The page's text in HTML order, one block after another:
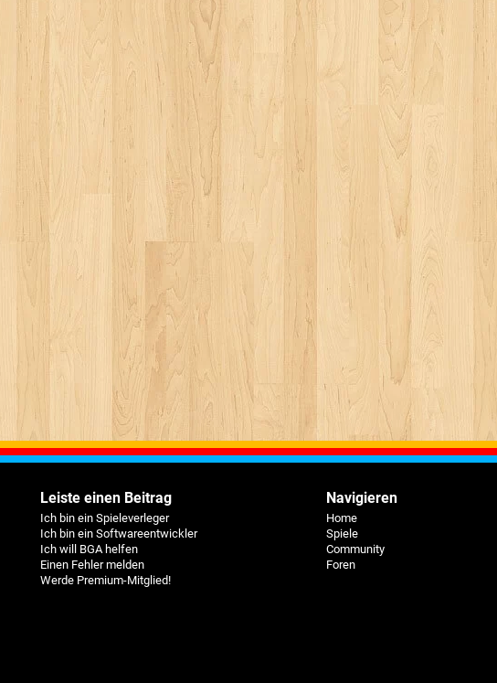
Leiste einen Beitrag
Ich bin ein Spieleverleger
Ich bin ein Softwareentwickler
Ich will BGA helfen
Einen Fehler melden
Werde Premium-Mitglied!
Navigieren
Home
Spiele
Community
Foren